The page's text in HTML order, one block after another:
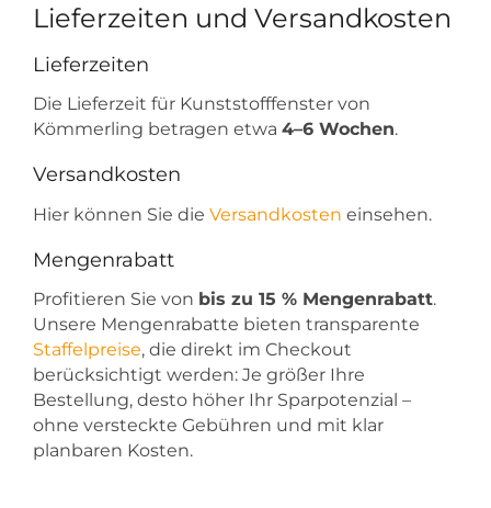
Lieferzeiten und Versandkosten
Lieferzeiten
Die Lieferzeit für Kunststofffenster von
Kömmerling betragen etwa 4–6 Wochen.
Versandkosten
Hier können Sie die Versandkosten einsehen.
Mengenrabatt
Profitieren Sie von bis zu 15 % Mengenrabatt.
Unsere Mengenrabatte bieten transparente
Staffelpreise, die direkt im Checkout
berücksichtigt werden: Je größer Ihre
Bestellung, desto höher Ihr Sparpotenzial –
ohne versteckte Gebühren und mit klar
planbaren Kosten.